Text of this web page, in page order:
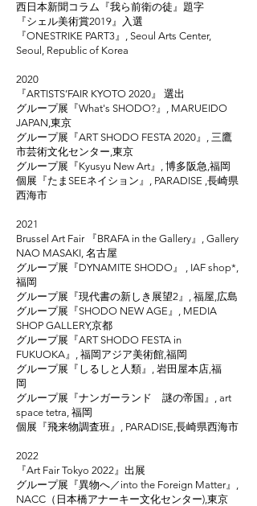
西日本新聞コラム『我ら前衛の徒』題字
『シェル美術賞2019』入選
『ONESTRIKE PART3』, Seoul Arts Center,
Seoul, Republic of Korea
2020
『ARTISTS’FAIR KYOTO 2020』 選出
グループ展『What's SHODO?』, MARUEIDO
JAPAN,東京
グループ展『ART SHODO FESTA 2020』, 三鷹
市芸術文化センター,東京
グループ展『Kyusyu New Art』, 博多阪急,福岡
個展『たまSEEネイション』, PARADISE ,長崎県
西海市
2021
Brussel Art Fair 『BRAFA in the Gallery』, Gallery
NAO MASAKI, 名古屋
グループ展『DYNAMITE SHODO』 , IAF shop*,
福岡
グループ展『現代書の新しき展望2』, 福屋,広島
グループ展『SHODO NEW AGE』, MEDIA
SHOP GALLERY,京都
グループ展『ART SHODO FESTA in
FUKUOKA』, 福岡アジア美術館,福岡
グループ展『しるしと人類』, 岩田屋本店,福
岡
グループ展『ナンガーランド 謎の帝国』, art
space tetra, 福岡
個展『飛来物調査班』, PARADISE,長崎県西海市
2022
『Art Fair Tokyo 2022』出展
グループ展『異物へ／into the Foreign Matter』,
NACC（日本橋アナーキー文化センター),東京